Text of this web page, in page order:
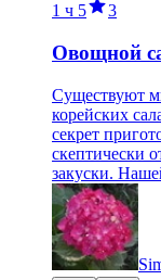
1 ч 5 3
Овощной
Существуют
корейских
секрет
скептически
закуски.